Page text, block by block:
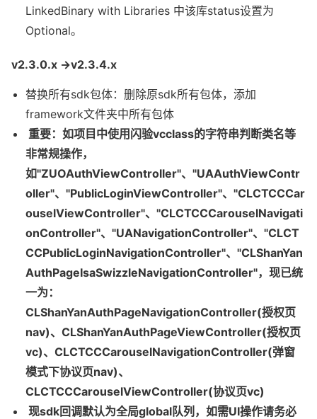
LinkedBinary with Libraries 中该库status设置为
Optional。
v2.3.0.x ->v2.3.4.x
替换所有sdk包体：删除原sdk所有包体，添加
framework文件夹中所有包体
重要：如项目中使用闪验vcclass的字符串判断类名等
非常规操作，
如"ZUOAuthViewController"、"UAAuthViewContr
oller"、"PublicLoginViewController"、"CLCTCCCar
ouselViewController"、"CLCTCCCarouselNavigati
onController"、"UANavigationController"、"CLCT
CCPublicLoginNavigationController"、"CLShanYan
AuthPageIsaSwizzleNavigationController"，现已统
一为：
CLShanYanAuthPageNavigationController(授权页
nav)、CLShanYanAuthPageViewController(授权页
vc)、CLCTCCCarouselNavigationController(弹窗
模式下协议页nav)、
CLCTCCCarouselViewController(协议页vc)
现sdk回调默认为全局global队列，如需UI操作请务必